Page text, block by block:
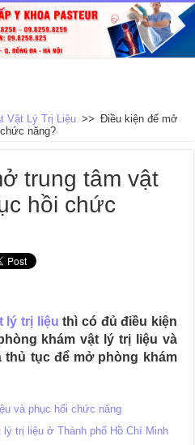
Vật Lý Trị Liệu >> Điều kiện để mở
năng?
trung tâm vật
hồi chức
lý trị liệu thì có đủ điều kiện
khám vật lý trị liệu và
thủ tục để mở phòng khám
và phục hối chức năng
trị liệu ở Thành phố Hồ Chí Minh